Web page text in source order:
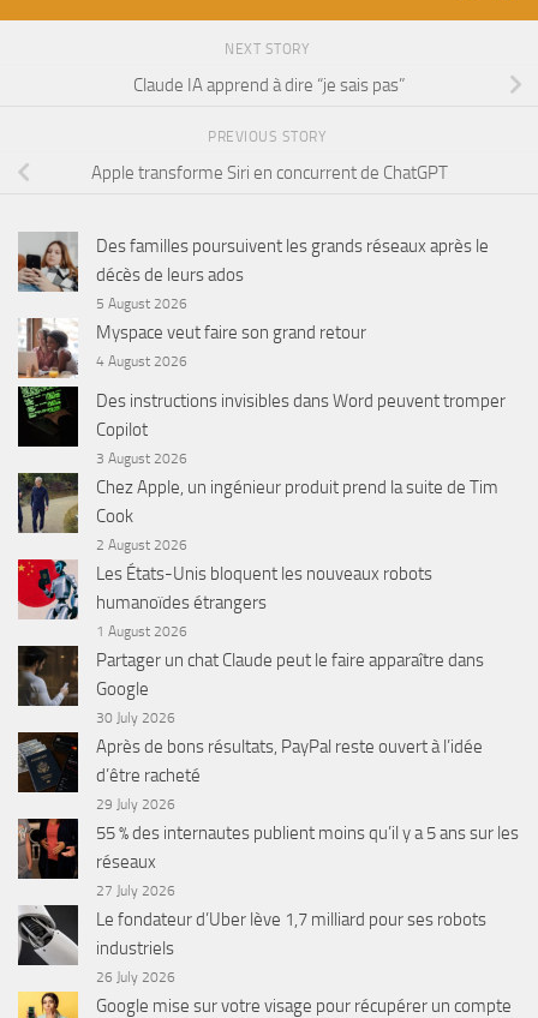
NEXT STORY
Claude IA apprend à dire “je sais pas”
PREVIOUS STORY
Apple transforme Siri en concurrent de ChatGPT
Des familles poursuivent les grands réseaux après le
décès de leurs ados
5 August 2026
Myspace veut faire son grand retour
4 August 2026
Des instructions invisibles dans Word peuvent tromper
Copilot
3 August 2026
Chez Apple, un ingénieur produit prend la suite de Tim
Cook
2 August 2026
Les États-Unis bloquent les nouveaux robots
humanoïdes étrangers
1 August 2026
Partager un chat Claude peut le faire apparaître dans
Google
30 July 2026
Après de bons résultats, PayPal reste ouvert à l’idée
d’être racheté
29 July 2026
55 % des internautes publient moins qu’il y a 5 ans sur les
réseaux
27 July 2026
Le fondateur d’Uber lève 1,7 milliard pour ses robots
industriels
26 July 2026
Google mise sur votre visage pour récupérer un compte